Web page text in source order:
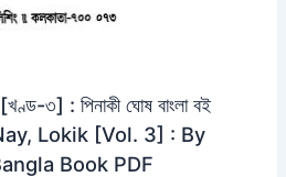
৩] : পিনাকী ঘোষ বাংলা বই
Lokik [Vol. 3] : By
Book PDF